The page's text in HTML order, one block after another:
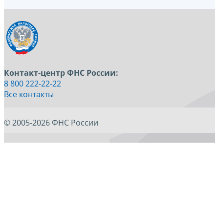
Контакт-центр ФНС России:
8 800 222-22-22
Все контакты
© 2005-2026 ФНС России